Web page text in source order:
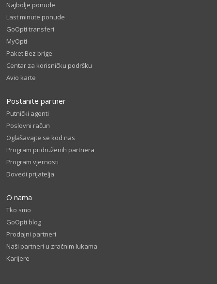
Najbolje ponude
Last minute ponude
GoOpti transferi
MyOpti
Paket Bez brige
Centar za korisničku podršku
Avio karte
Postanite partner
Putnički agenti
Poslovni račun
Oglašavajte se kod nas
Program pridruženih partnera
Program vjernosti
Dovedi prijatelja
O nama
Tko smo
GoOpti blog
Prodajni partneri
Naši partneri u zračnim lukama
Karijere